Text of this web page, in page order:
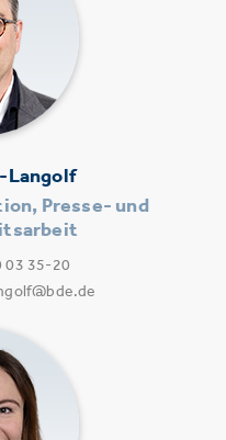
Langolf
Presse- und
03 35-20